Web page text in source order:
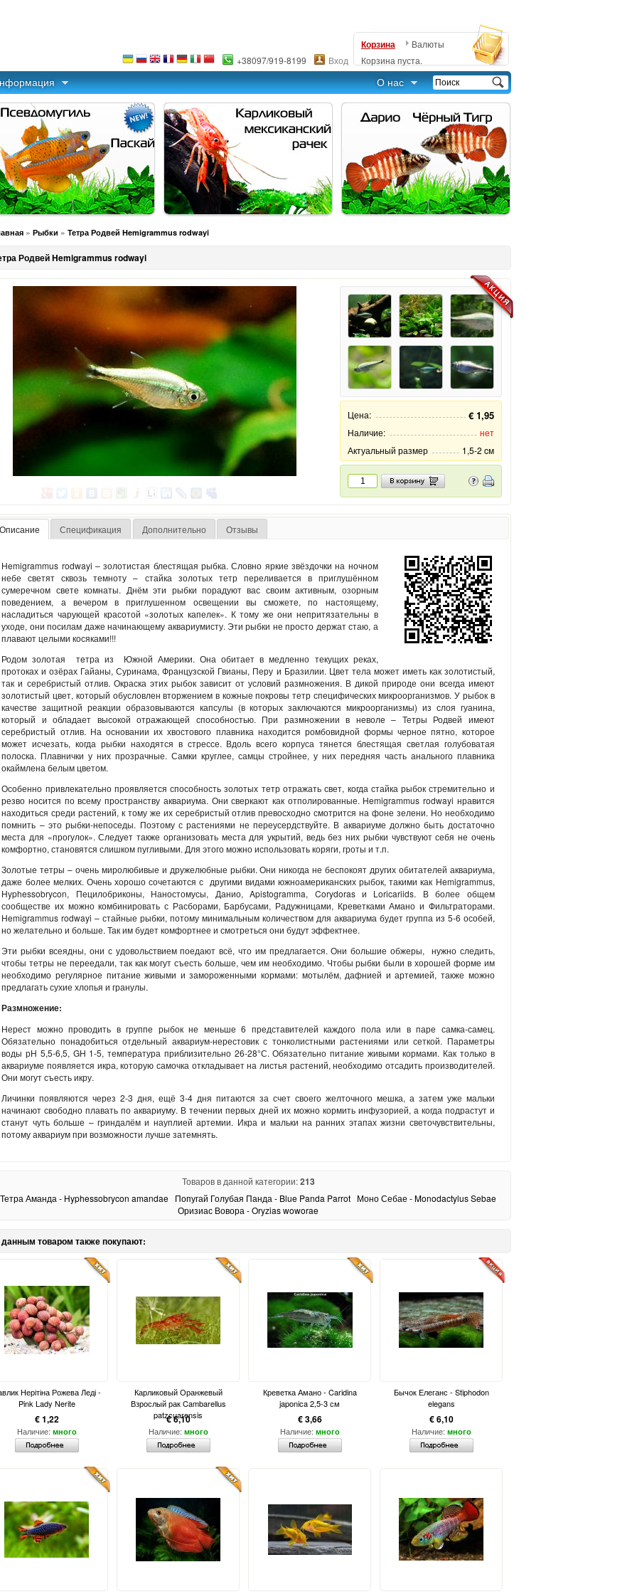
Валюты
Корзина
Корзина пуста.
+38097/919-8199 Вход
О нас
» Рыбки » Тетра Родвей Hemigrammus rodwayi
Родвей Hemigrammus rodwayi
Цена: € 1,95
Наличие:
нет
Актуальный размер
1,5-2 cм
Спецификация Дополнительно Отзывы
Hemigrammus rodwayi – золотистая блестящая рыбка. Словно яркие звёздочки на ночном
небе светят сквозь темноту – стайка золотых тетр переливается в приглушённом
сумеречном свете комнаты. Днём эти рыбки порадуют вас своим активным, озорным
поведением, а вечером в приглушенном освещении вы сможете, по настоящему,
насладиться чарующей красотой «золотых капелек». К тому же они непритязательны в
уходе, они посилам даже начинающему аквариумисту. Эти рыбки не просто держат стаю, а
плавают целыми косяками!!!
Родом золотая тeтра из Южной Америки. Она обитает в медленно текущих реках,
протоках и озёрах Гайаны, Суринама, Французской Гвианы, Перу и Бразилии. Цвет тела может иметь как золотистый,
так и серебристый отлив. Окраска этих рыбок зависит от условий размножения. В дикой природе они всегда имеют
золотистый цвет, который обусловлен вторжением в кожные покровы тетр специфических микроорганизмов. У рыбок в
качестве защитной реакции образовываются капсулы (в которых заключаются микроорганизмы) из слоя гуанина,
который и обладает высокой отражающей способностью. При размножении в неволе – Тетры Родвей имеют
серебристый отлив. На основании их хвостового плавника находится ромбовидной формы черное пятно, которое
может исчезать, когда рыбки находятся в стрессе. Вдоль всего корпуса тянется блестящая светлая голубоватая
полоска. Плавнички у них прозрачные. Самки круглее, самцы стройнее, у них передняя часть анального плавника
окаймлена белым цветом.
Особенно привлекательно проявляется способность золотых тетр отражать свет, когда стайка рыбок стремительно и
резво носится по всему пространству аквариума. Они сверкают как отполированные. Hemigrammus rodwayi нравится
находиться среди растений, к тому же их серебристый отлив превосходно смотрится на фоне зелени. Но необходимо
помнить – это рыбки-непоседы. Поэтому с растениями не переусердствуйте. В аквариуме должно быть достаточно
места для «прогулок». Следует также организовать места для укрытий, ведь без них рыбки чувствуют себя не очень
комфортно, становятся слишком пугливыми. Для этого можно использовать коряги, гроты и т.п.
Золотые тетры – очень миролюбивые и дружелюбные рыбки. Они никогда не беспокоят других обитателей аквариума,
даже более мелких. Очень хорошо сочетаются с другими видами южноамериканских рыбок, такими как Hemigrammus,
Hyphessobrycon, Пецилобриконы, Наностомусы, Данио, Apistogramma, Corydoras и Loricariids. В более общем
сообществе их можно комбинировать с Расборами, Барбусами, Радужницами, Креветками Амано и Фильтраторами.
Hemigrammus rodwayi – стайные рыбки, потому минимальным количеством для аквариума будет группа из 5-6 особей,
но желательно и больше. Так им будет комфортнее и смотреться они будут эффектнее.
Эти рыбки всеядны, они с удовольствием поедают всё, что им предлагается. Они большие обжеры, нужно следить,
чтобы тетры не переедали, так как могут съесть больше, чем им необходимо. Чтобы рыбки были в хорошей форме им
необходимо регулярное питание живыми и замороженными кормами: мотылём, дафнией и артемией, также можно
предлагать сухие хлопья и гранулы.
Размножение:
Нерест можно проводить в группе рыбок не меньше 6 представителей каждого пола или в паре самка-самец.
Обязательно понадобиться отдельный аквариум-нерестовик с тонколистными растениями или сеткой. Параметры
воды рН 5,5-6,5, GH 1-5, температура приблизительно 26-28°С. Обязательно питание живыми кормами. Как только в
аквариуме появляется икра, которую самочка откладывает на листья растений, необходимо отсадить производителей.
Они могут съесть икру.
Личинки появляются через 2-3 дня, ещё 3-4 дня питаются за счет своего желточного мешка, а затем уже мальки
начинают свободно плавать по аквариуму. В течении первых дней их можно кормить инфузорией, а когда подрастут и
станут чуть больше – гриндалём и науплией артемии. Икра и мальки на ранних этапах жизни светочувствительны,
потому аквариум при возможности лучше затемнять.
Товаров в данной категории:213
Тетра Аманда - Hyphessobrycon amandae Попугай Голубая Панда - Blue Panda Parrot Моно Себае - Monodactylus Sebae
Оризиас Вовора - Oryzias woworae
товаром также покупают:
Нерітіна Рожева Леді -
Pink Lady Nerite
€ 1,22
Наличие: много
Карликовый Оранжевый
Взрослый рак Cambarellus
patzcuarensis
€ 6,10
Наличие: много
Креветка Амано - Caridina
japonica 2,5-3 см
€ 3,66
Наличие: много
Бычок Елеганс - Stiphodon
elegans
€ 6,10
Наличие: много